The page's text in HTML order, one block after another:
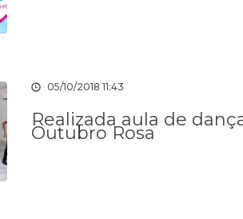
05/10/2018 11:43
Realizada aula de
Outubro Rosa